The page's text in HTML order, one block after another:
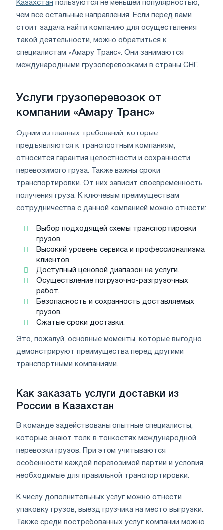
Казахстан пользуются не меньшей популярностью,
чем все остальные направления. Если перед вами
стоит задача найти компанию для осуществления
такой деятельности, можно обратиться к
специалистам «Амару Транс». Они занимаются
международными грузоперевозками в страны СНГ.
Услуги грузоперевозок от
компании «Амару Транс»
Одним из главных требований, которые
предъявляются к транспортным компаниям,
относится гарантия целостности и сохранности
перевозимого груза. Также важны сроки
транспортировки. От них зависит своевременность
получения груза. К ключевым преимуществам
сотрудничества с данной компанией можно отнести:
Выбор подходящей схемы транспортировки
грузов.
Высокий уровень сервиса и профессионализма
клиентов.
Доступный ценовой диапазон на услуги.
Осуществление погрузочно-разгрузочных
работ.
Безопасность и сохранность доставляемых
грузов.
Сжатые сроки доставки.
Это, пожалуй, основные моменты, которые выгодно
демонстрируют преимущества перед другими
транспортными компаниями.
Как заказать услуги доставки из
России в Казахстан
В команде задействованы опытные специалисты,
которые знают толк в тонкостях международной
перевозки грузов. При этом учитываются
особенности каждой перевозимой партии и условия,
необходимые для правильной транспортировки.
К числу дополнительных услуг можно отнести
упаковку грузов, выезд грузчика на место выгрузки.
Также среди востребованных услуг компании можно